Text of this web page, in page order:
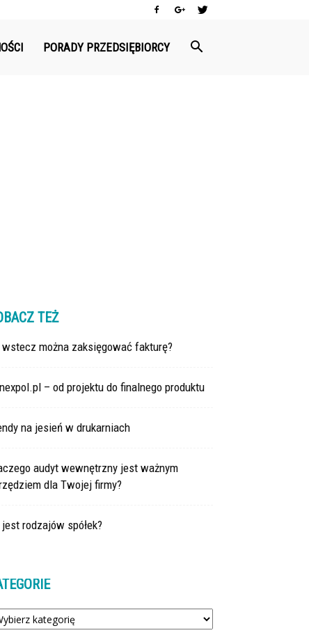
PORADY PRZEDSIĘBIORCY
TEŻ
można zaksięgować fakturę?
– od projektu do finalnego produktu
na jesień w drukarniach
audyt wewnętrzny jest ważnym
dla Twojej firmy?
rodzajów spółek?